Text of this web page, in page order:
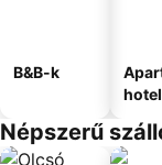
B&B-k
hotel
Népszerű